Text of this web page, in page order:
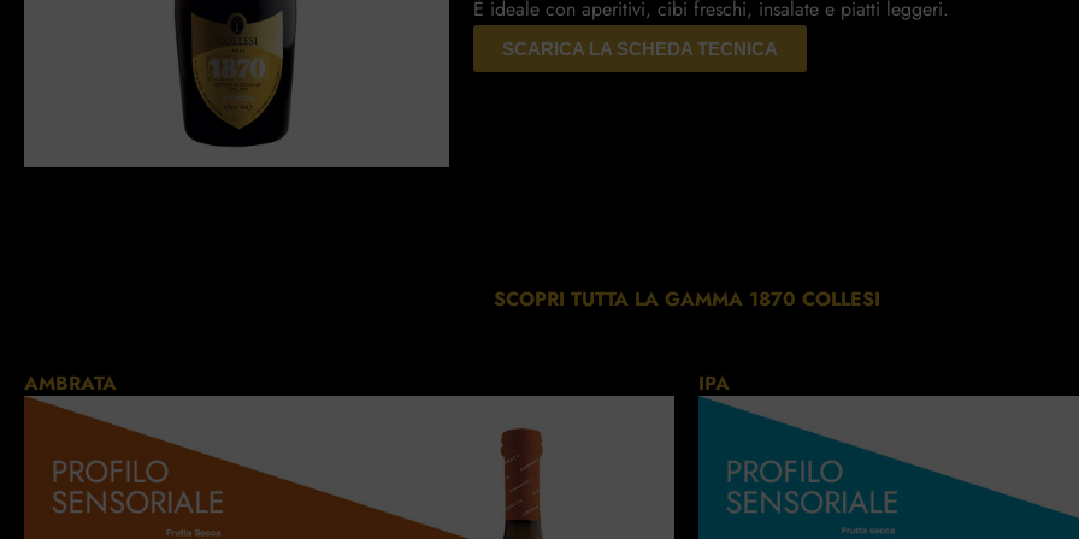
È ideale con aperitivi, cibi freschi, insalate e piatti leggeri.
SCARICA LA SCHEDA TECNICA
SCOPRI TUTTA LA GAMMA 1870 COLLESI
AMBRATA IPA